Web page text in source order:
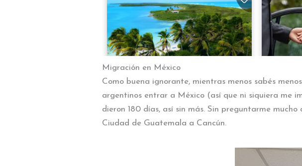
Migración en México
Como buena ignorante, mientras menos sabés
argentinos entrar a México (así que ni siquiera me
dieron 180 días, así sin más. Sin preguntarme
Ciudad de Guatemala a Cancún.